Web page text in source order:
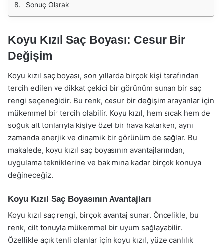
Sonuç Olarak
Koyu Kızıl Saç Boyası: Cesur Bir
Değişim
Koyu kızıl saç boyası, son yıllarda birçok kişi tarafından
tercih edilen ve dikkat çekici bir görünüm sunan bir saç
rengi seçeneğidir. Bu renk, cesur bir değişim arayanlar için
mükemmel bir tercih olabilir. Koyu kızıl, hem sıcak hem de
soğuk alt tonlarıyla kişiye özel bir hava katarken, aynı
zamanda enerjik ve dinamik bir görünüm de sağlar. Bu
makalede, koyu kızıl saç boyasının avantajlarından,
uygulama tekniklerine ve bakımına kadar birçok konuya
değineceğiz.
Koyu Kızıl Saç Boyasının Avantajları
Koyu kızıl saç rengi, birçok avantaj sunar. Öncelikle, bu
renk, cilt tonuyla mükemmel bir uyum sağlayabilir.
Özellikle açık tenli olanlar için koyu kızıl, yüze canlılık